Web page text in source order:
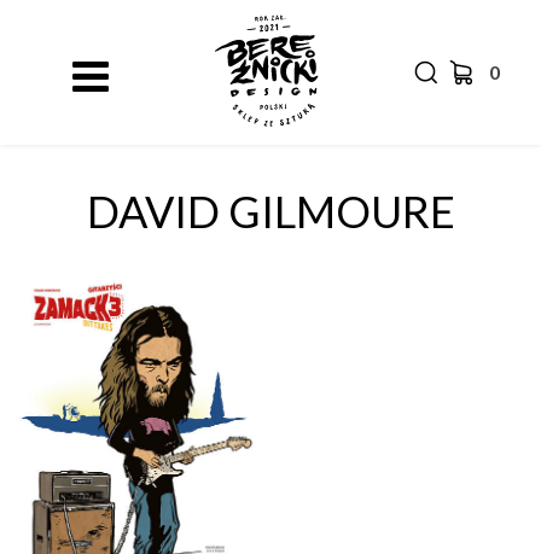
0
DAVID GILMOURE